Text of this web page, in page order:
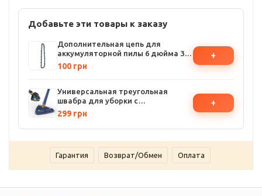
Добавьте эти товары к заказу
Дополнительная цепь для
аккумуляторной пилы 6 дюйма 36
звеньев
100 грн
+
Универсальная треугольная
швабра для уборки с
автоматическим отжимом,
телескопическая швабра
лентяйка с вращением на 360
окон потолка
299 грн
+
Гарантия Возврат/Обмен Оплата